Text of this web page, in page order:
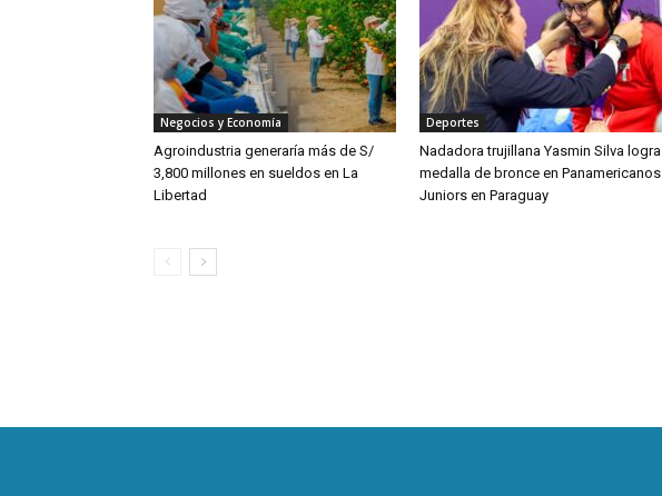
Negocios y Economía
Agroindustria generaría más de S/
3,800 millones en sueldos en La
Libertad
Deportes
Nadadora trujillana Yasmin Silva logra
medalla de bronce en Panamericanos
Juniors en Paraguay